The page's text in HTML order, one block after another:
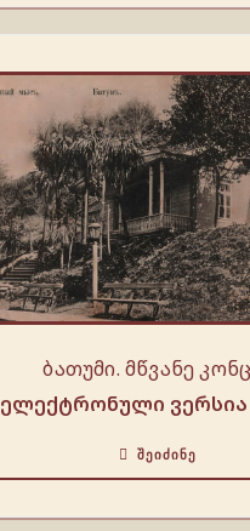
ბათუმი. მწვანე
ელექტრონული ვერსია
ᲨᲔᲘᲫᲘᲜᲔ